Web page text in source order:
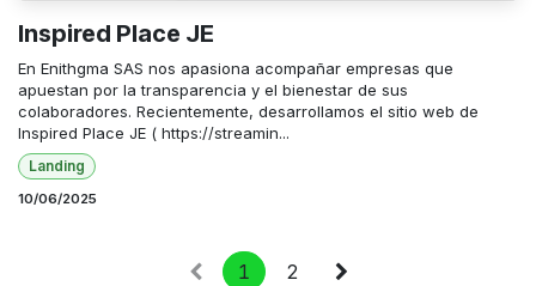
Inspired Place JE
En Enithgma SAS nos apasiona acompañar empresas que
apuestan por la transparencia y el bienestar de sus
colaboradores. Recientemente, desarrollamos el sitio web de
Inspired Place JE ( https://streamin...
Landing
10/06/2025
1 2